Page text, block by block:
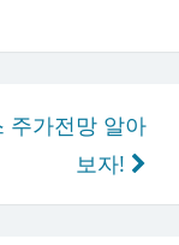
주가전망 알아
보자!